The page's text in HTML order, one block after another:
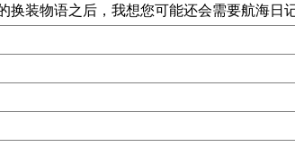
装物语之后，我想您可能还会需要航海日